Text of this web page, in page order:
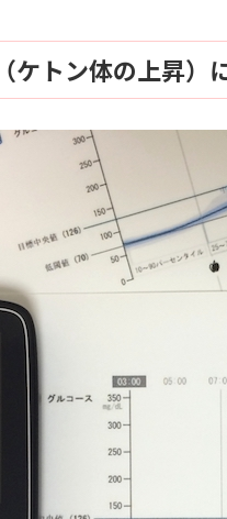
トン体の上昇）